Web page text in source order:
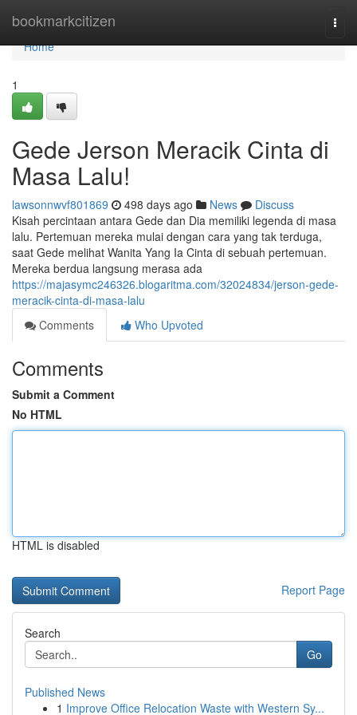
bookmarkcitizen
Home
Home
1
Gede Jerson Meracik Cinta di
Masa Lalu!
lawsonnwvf801869 498 days ago News
Discuss
Kisah percintaan antara Gede dan Dia memiliki legenda di masa
lalu. Pertemuan mereka mulai dengan cara yang tak terduga,
saat Gede melihat Wanita Yang Ia Cinta di sebuah pertemuan.
Mereka berdua langsung merasa ada
https://majasymc246326.blogaritma.com/32024834/jerson-gede-
meracik-cinta-di-masa-lalu
Comments
Who Upvoted
Comments
Submit a Comment
No HTML
HTML is disabled
Report Page
Search
Go
Published News
1 Improve Office Relocation Waste with Western Sy...